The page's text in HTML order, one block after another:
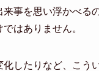
事を思い浮かべる
はありません。
したりなど、こう